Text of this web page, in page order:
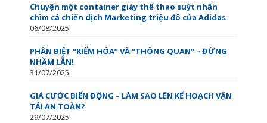
Chuyện một container giày thể thao suýt nhấn
chìm cả chiến dịch Marketing triệu đô của Adidas
06/08/2025
PHÂN BIỆT “KIỂM HÓA” VÀ “THÔNG QUAN” – ĐỪNG
NHẦM LẪN!
31/07/2025
GIÁ CƯỚC BIẾN ĐỘNG – LÀM SAO LÊN KẾ HOẠCH VẬN
TẢI AN TOÀN?
29/07/2025